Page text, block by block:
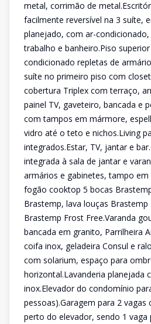
metal, corrimão de
facilmente reversível na 3 suíte,
planejado, com ar-
trabalho e banheiro.Piso
condicionado repletas de
suíte no primeiro piso com
cobertura Triplex com terraço,
painel TV, gaveteiro, bancada e
com tampos em mármore,
vidro até o teto e nichos.Living
integrados.Estar, TV, jantar e
integrada à sala de jantar e
armários e gabinetes, tampo
fogão cooktop 5 bocas
Brastemp, lava louças Brastemp
Brastemp Frost Free.Varanda
bancada em granito, Parrilheira
coifa inox, geladeira Consul e
com solarium, espaço para
horizontal.Lavanderia planejada
inox.Elevador do condomínio
pessoas).Garagem para 2 vagas
perto do elevador, sendo 1 vaga